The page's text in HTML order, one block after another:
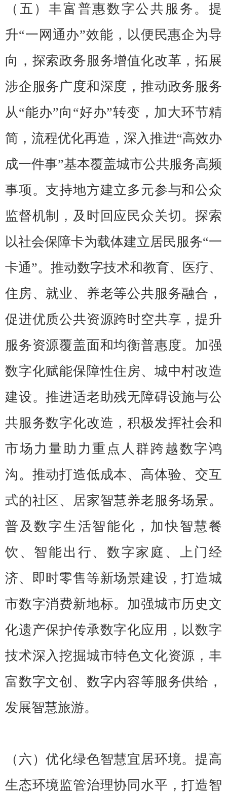
（五）丰富普惠数字公共服务。提
升“一网通办”效能，以便民惠企为导
向，探索政务服务增值化改革，拓展
涉企服务广度和深度，推动政务服务
从“能办”向“好办”转变，加大环节精
简，流程优化再造，深入推进“高效办
成一件事”基本覆盖城市公共服务高频
事项。支持地方建立多元参与和公众
监督机制，及时回应民众关切。探索
以社会保障卡为载体建立居民服务“一
卡通”。推动数字技术和教育、医疗、
住房、就业、养老等公共服务融合，
促进优质公共资源跨时空共享，提升
服务资源覆盖面和均衡普惠度。加强
数字化赋能保障性住房、城中村改造
建设。推进适老助残无障碍设施与公
共服务数字化改造，积极发挥社会和
市场力量助力重点人群跨越数字鸿
沟。推动打造低成本、高体验、交互
式的社区、居家智慧养老服务场景。
普及数字生活智能化，加快智慧餐
饮、智能出行、数字家庭、上门经
济、即时零售等新场景建设，打造城
市数字消费新地标。加强城市历史文
化遗产保护传承数字化应用，以数字
技术深入挖掘城市特色文化资源，丰
富数字文创、数字内容等服务供给，
发展智慧旅游。
（六）优化绿色智慧宜居环境。提高
生态环境监管治理协同水平，打造智